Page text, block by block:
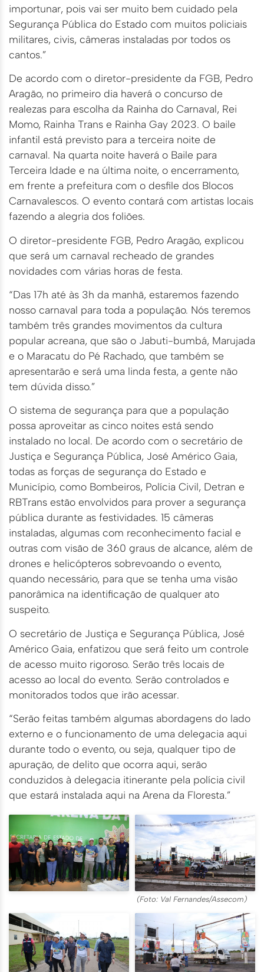
importunar, pois vai ser muito bem cuidado pela
Segurança Pública do Estado com muitos policiais
militares, civis, câmeras instaladas por todos os
cantos.”
De acordo com o diretor-presidente da FGB, Pedro
Aragão, no primeiro dia haverá o concurso de
realezas para escolha da Rainha do Carnaval, Rei
Momo, Rainha Trans e Rainha Gay 2023. O baile
infantil está previsto para a terceira noite de
carnaval. Na quarta noite haverá o Baile para
Terceira Idade e na última noite, o encerramento,
em frente a prefeitura com o desfile dos Blocos
Carnavalescos. O evento contará com artistas locais
fazendo a alegria dos foliões.
O diretor-presidente FGB, Pedro Aragão, explicou
que será um carnaval recheado de grandes
novidades com várias horas de festa.
“Das 17h até às 3h da manhã, estaremos fazendo
nosso carnaval para toda a população. Nós teremos
também três grandes movimentos da cultura
popular acreana, que são o Jabuti-bumbá, Marujada
e o Maracatu do Pé Rachado, que também se
apresentarão e será uma linda festa, a gente não
tem dúvida disso.”
O sistema de segurança para que a população
possa aproveitar as cinco noites está sendo
instalado no local. De acordo com o secretário de
Justiça e Segurança Pública, José Américo Gaia,
todas as forças de segurança do Estado e
Município, como Bombeiros, Polícia Civil, Detran e
RBTrans estão envolvidos para prover a segurança
pública durante as festividades. 15 câmeras
instaladas, algumas com reconhecimento facial e
outras com visão de 360 graus de alcance, além de
drones e helicópteros sobrevoando o evento,
quando necessário, para que se tenha uma visão
panorâmica na identificação de qualquer ato
suspeito.
O secretário de Justiça e Segurança Pública, José
Américo Gaia, enfatizou que será feito um controle
de acesso muito rigoroso. Serão três locais de
acesso ao local do evento. Serão controlados e
monitorados todos que irão acessar.
“Serão feitas também algumas abordagens do lado
externo e o funcionamento de uma delegacia aqui
durante todo o evento, ou seja, qualquer tipo de
apuração, de delito que ocorra aqui, serão
conduzidos à delegacia itinerante pela polícia civil
que estará instalada aqui na Arena da Floresta.”
(Foto: Val Fernandes/Assecom)